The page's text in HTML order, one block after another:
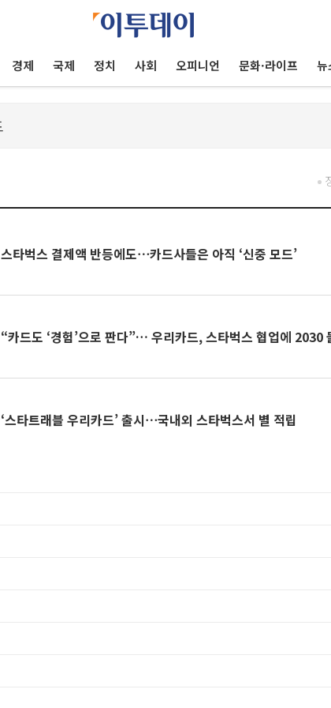
경제 국제 정치 사회 오피니언 문화·라이프 뉴
스타벅스 결제액 반등에도⋯카드사들은 아직 ‘신중 모드’
“카드도 ‘경험’으로 판다”… 우리카드, 스타벅스 협업에 2030
‘스타트래블 우리카드’ 출시⋯국내외 스타벅스서 별 적립